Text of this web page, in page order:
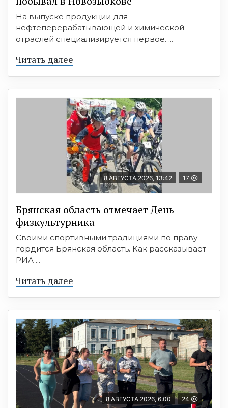
На выпуске продукции для
нефтеперерабатывающей и химической
отраслей специализируется первое. ...
Читать далее
8 АВГУСТА 2026, 13:42 17
Брянская область отмечает День
физкультурника
Своими спортивными традициями по праву
гордится Брянская область. Как рассказывает
РИА ...
Читать далее
8 АВГУСТА 2026, 6:00 24